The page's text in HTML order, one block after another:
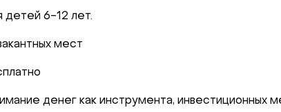
детей 6-12 лет.
мест
денег как инструмента, инвестиционных